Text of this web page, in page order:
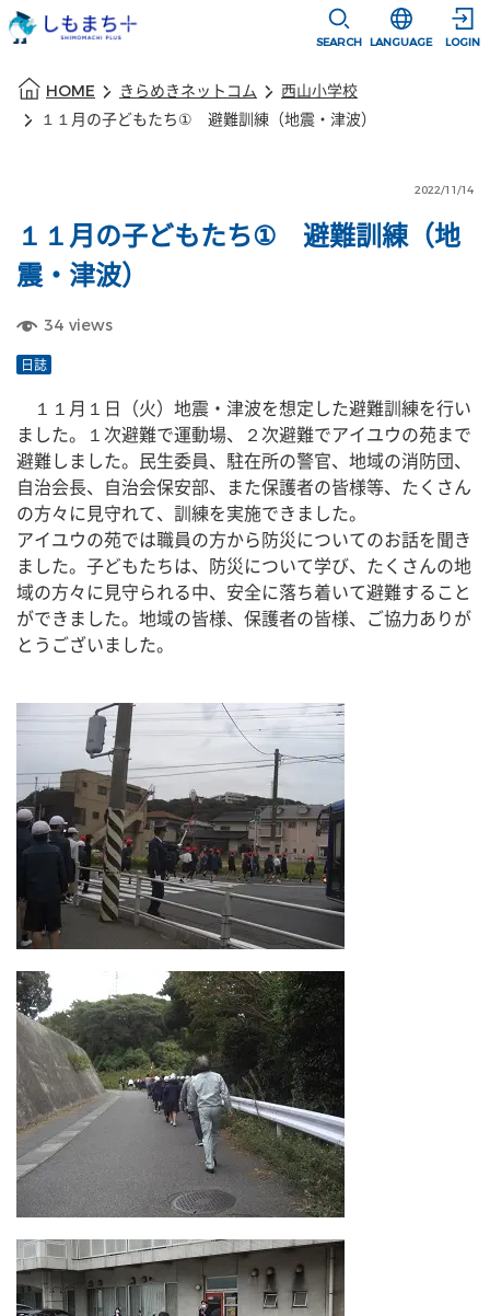
SEARCH
選択すると言
LANGUAGE LOGIN
HOME きらめきネットコム
西山小学校
１１月の子どもたち① 避難訓練（地震・津波）
2022/11/14
１１月の子どもたち① 避難訓練（地
震・津波）
34 views
日誌
１１月１日（火）地震・津波を想定した避難訓練を行い
ました。１次避難で運動場、２次避難でアイユウの苑まで
避難しました。民生委員、駐在所の警官、地域の消防団、
自治会長、自治会保安部、また保護者の皆様等、たくさん
の方々に見守れて、訓練を実施できました。
アイユウの苑では職員の方から防災についてのお話を聞き
ました。子どもたちは、防災について学び、たくさんの地
域の方々に見守られる中、安全に落ち着いて避難すること
ができました。地域の皆様、保護者の皆様、ご協力ありが
とうございました。